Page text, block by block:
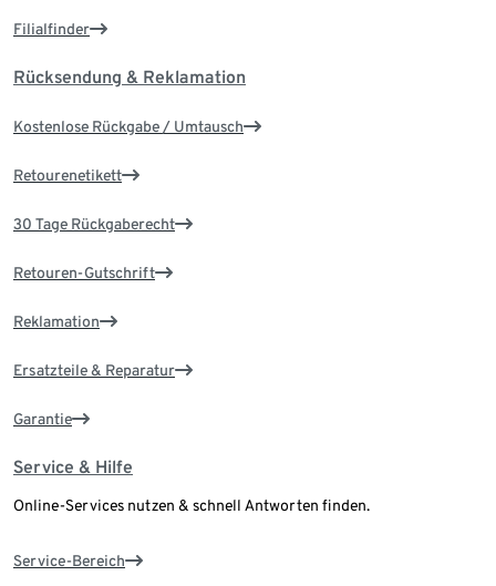
Filialfinder
Rücksendung & Reklamation
Kostenlose Rückgabe / Umtausch
Retourenetikett
30 Tage Rückgaberecht
Retouren-Gutschrift
Reklamation
Ersatzteile & Reparatur
Garantie
Service & Hilfe
Online-Services nutzen & schnell Antworten finden.
Service-Bereich